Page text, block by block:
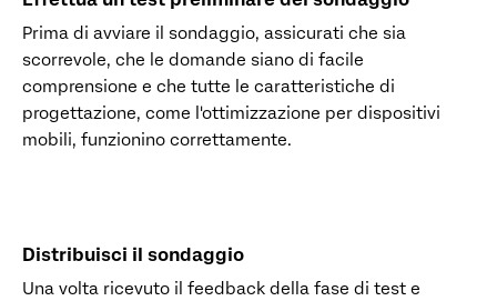
Prima di avviare il sondaggio, assicurati che sia
scorrevole, che le domande siano di facile
comprensione e che tutte le caratteristiche di
progettazione, come l'ottimizzazione per dispositivi
mobili, funzionino correttamente.
Distribuisci il sondaggio
Una volta ricevuto il feedback della fase di test e